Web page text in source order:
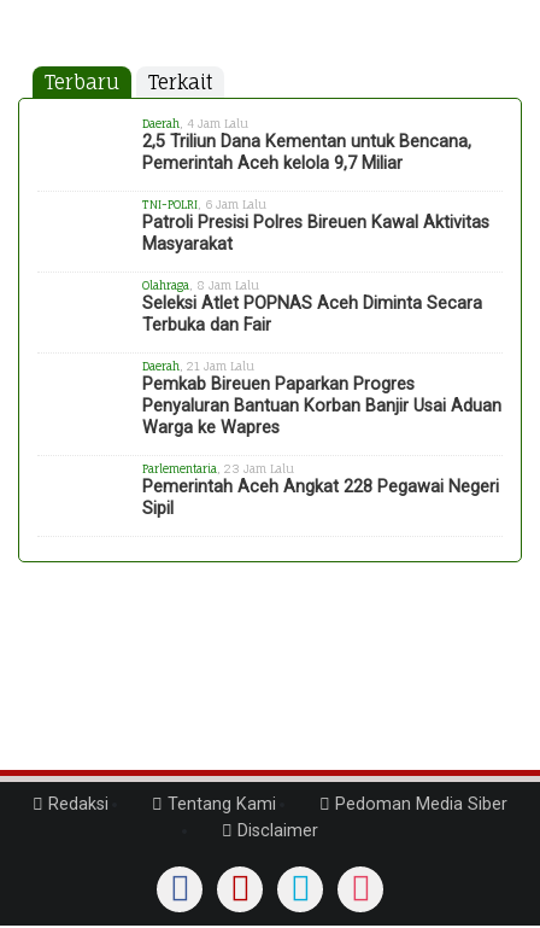
Terbaru Terkait
Daerah , 4 Jam Lalu
2,5 Triliun Dana Kementan untuk Bencana,
Pemerintah Aceh kelola 9,7 Miliar
TNI-POLRI , 6 Jam Lalu
Patroli Presisi Polres Bireuen Kawal Aktivitas
Masyarakat
Olahraga , 8 Jam Lalu
Seleksi Atlet POPNAS Aceh Diminta Secara
Terbuka dan Fair
Daerah , 21 Jam Lalu
Pemkab Bireuen Paparkan Progres
Penyaluran Bantuan Korban Banjir Usai Aduan
Warga ke Wapres
Parlementaria , 23 Jam Lalu
Pemerintah Aceh Angkat 228 Pegawai Negeri
Sipil
Redaksi Tentang Kami
Pedoman Media Siber
Disclaimer